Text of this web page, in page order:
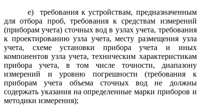
е) требования к устройствам, предназначенным
для отбора проб, требования к средствам измерений
(приборам учета) сточных вод в узлах учета, требования
к проектированию узла учета, месту размещения узла
учета, схеме установки прибора учета и иных
компонентов узла учета, техническим характеристикам
прибора учета, в том числе точности, диапазону
измерений и уровню погрешности (требования к
приборам учета объема сточных вод не должны
содержать указания на определенные марки приборов и
методики измерения);